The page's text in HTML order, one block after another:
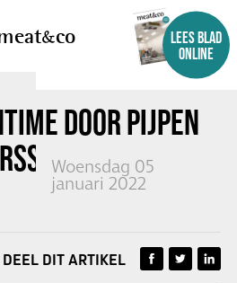
co
LEES BLAD
ONLINE
DOOR PIJPEN
NANOCOATINGS
Woensdag 05
januari 2022
DEEL DIT ARTIKEL